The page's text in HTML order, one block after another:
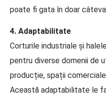
poate fi gata în doar
4. Adaptabilitate
Corturile industriale și
pentru diverse domenii de
producție, spații
Această adaptabilitate le